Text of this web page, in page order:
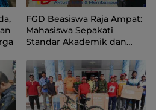
FGD Beasiswa Raja Ampat:
Mahasiswa Sepakati
Standar Akademik dan